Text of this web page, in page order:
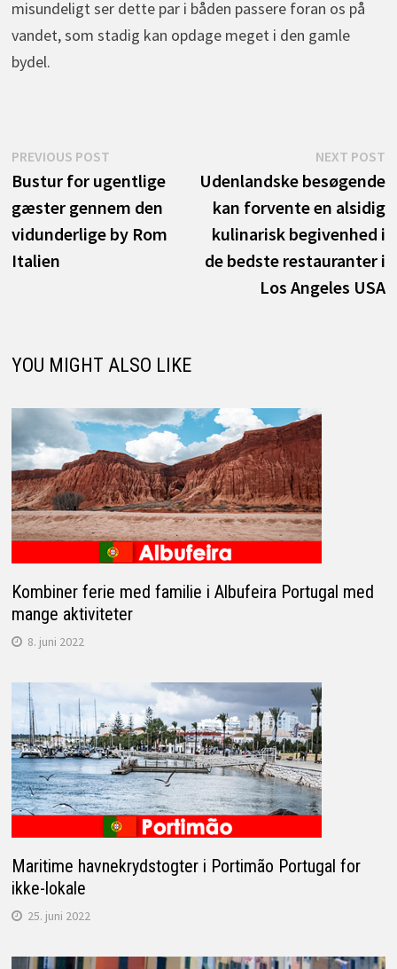
misundeligt ser dette par i båden passere foran os på
vandet, som stadig kan opdage meget i den gamle
bydel.
Indlægsnavigation
PREVIOUS POSTPrevious
post:
Bustur for ugentlige
gæster gennem den
vidunderlige by Rom
Italien
NEXT POST
Udenlandske besøgende
kan forvente en alsidig
kulinarisk begivenhed i
de bedste restauranter i
Los Angeles USA
YOU MIGHT ALSO LIKE
Kombiner ferie med familie i Albufeira Portugal med
mange aktiviteter
8. juni 2022
Maritime havnekrydstogter i Portimão Portugal for
ikke-lokale
25. juni 2022